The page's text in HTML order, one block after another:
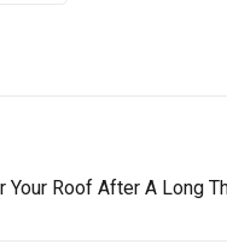
Your Roof After A Long